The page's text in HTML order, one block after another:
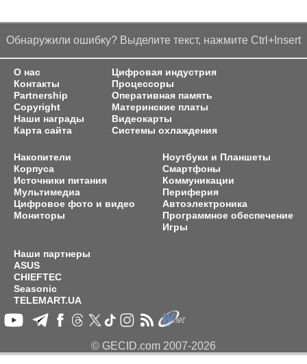
Обнаружили ошибку? Выделите текст, нажмите Ctrl+Insert
О нас
Контакты
Partnership
Copyright
Наши награды
Карта сайта
Цифровая индустрия
Процессоры
Оперативная память
Материнские платы
Видеокарты
Системы охлаждения
Накопители
Корпуса
Источники питания
Мультимедиа
Цифровое фото и видео
Мониторы
Ноутбуки и Планшеты
Смартфоны
Коммуникации
Периферия
Автоэлектроника
Программное обеспечение
Игры
Наши партнеры
ASUS
CHIEFTEC
Seasonic
TELEMART.UA
© GECID.com 2007-2026